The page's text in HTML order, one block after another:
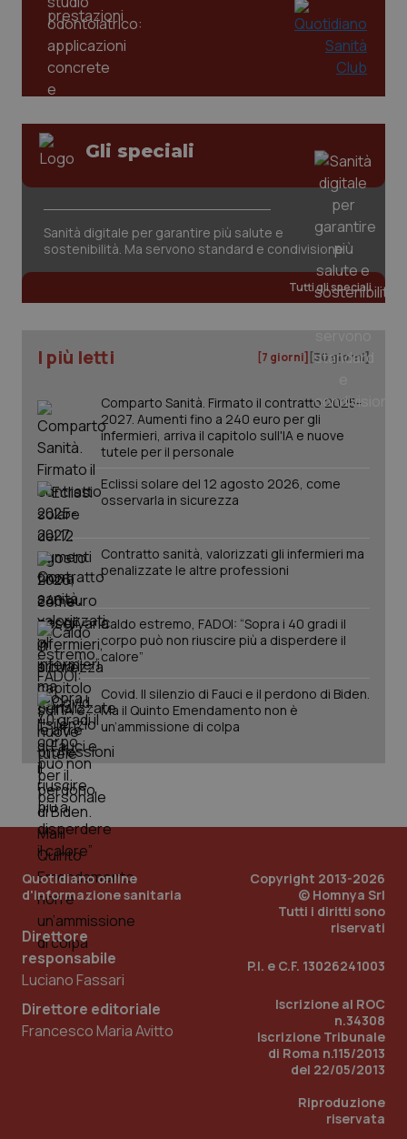
Gli speciali
Sanità digitale per garantire più salute e
sostenibilità. Ma servono standard e condivisione
Tutti gli speciali
I più letti [7 giorni] [30 giorni]
Comparto Sanità. Firmato il contratto 2025-
2027. Aumenti fino a 240 euro per gli
infermieri, arriva il capitolo sull'IA e nuove
tutele per il personale
Eclissi solare del 12 agosto 2026, come
osservarla in sicurezza
Contratto sanità, valorizzati gli infermieri ma
penalizzate le altre professioni
Caldo estremo, FADOI: “Sopra i 40 gradi il
corpo può non riuscire più a disperdere il
calore”
Covid. Il silenzio di Fauci e il perdono di Biden.
Ma il Quinto Emendamento non è
un’ammissione di colpa
Quotidiano online
d'informazione sanitaria
Direttore
responsabile
Luciano Fassari
Direttore editoriale
Francesco Maria Avitto
Copyright 2013-2026
© Homnya Srl
Tutti i diritti sono
riservati
P.I. e C.F. 13026241003
Iscrizione al ROC
n.34308
Iscrizione Tribunale
di Roma n.115/2013
del 22/05/2013
Riproduzione
riservata
PHPSESSID
PHP.net
www.quotidianosanita.it
_ga_KM60CM4NPH
Nome Scadenza
_ga_0VMQEQKQ1N .quotidianosanita.it
1 anno 1
mese
Questo
cookie
utilizzato
da Google
Analytics
per
lo stato
della
Nome
VISITOR_INFO1_LIVE
Google LLC
5 mesi 4